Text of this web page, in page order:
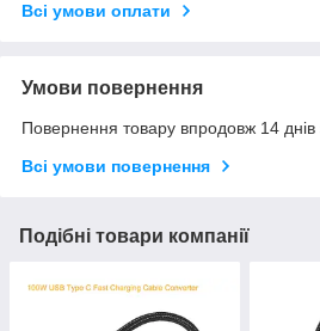
Всі умови оплати
Умови повернення
Повернення товару впродовж 14 днів
Всі умови повернення
Подібні товари компанії